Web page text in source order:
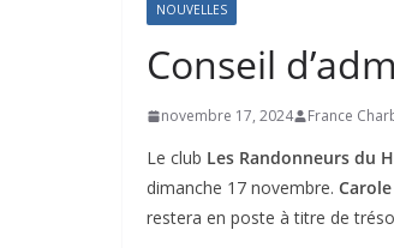
NOUVELLES
Conseil
novembre 17, 2024 France
Le club Les Randonneurs du
dimanche 17 novembre.
restera en poste à titre de